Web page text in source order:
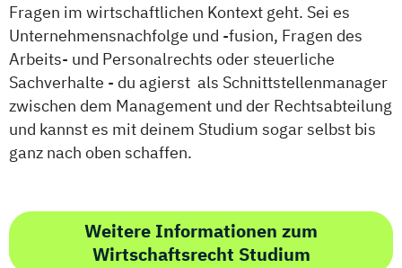
Fragen im wirtschaftlichen Kontext geht. Sei es
Unternehmensnachfolge und -fusion, Fragen des
Arbeits- und Personalrechts oder steuerliche
Sachverhalte - du agierst als Schnittstellenmanager
zwischen dem Management und der Rechtsabteilung
und kannst es mit deinem Studium sogar selbst bis
ganz nach oben schaffen.
Weitere Informationen zum
Wirtschaftsrecht Studium